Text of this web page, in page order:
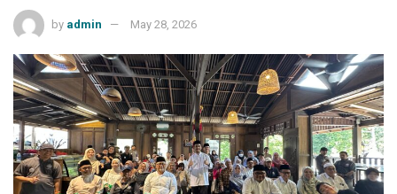
by admin May 28, 2026